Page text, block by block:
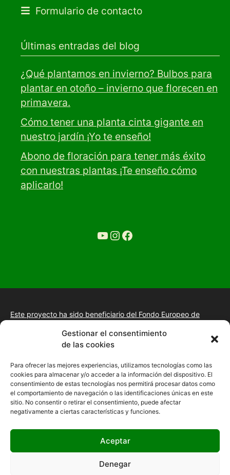
Gestionar el consentimiento
de las cookies
Para ofrecer las mejores experiencias, utilizamos tecnologías como las
cookies para almacenar y/o acceder a la información del dispositivo. El
consentimiento de estas tecnologías nos permitirá procesar datos como
el comportamiento de navegación o las identificaciones únicas en este
sitio. No consentir o retirar el consentimiento, puede afectar
negativamente a ciertas características y funciones.
Aceptar
Denegar
Formulario de contacto
Últimas entradas del blog
¿Qué plantamos en invierno? Bulbos para
plantar en otoño – invierno que florecen en
primavera.
Cómo tener una planta cinta gigante en
nuestro jardín ¡Yo te enseño!
Abono de floración para tener más éxito
con nuestras plantas ¡Te enseño cómo
aplicarlo!
YouTube
Ir a la cuenta de Instagram de Restaurante Tuétano
Ir a la cuenta de facebook de Restaurante Tuétano
Este proyecto ha sido beneficiario del Fondo Europeo de
Proyecto de desarrollo web y tienda online, fomento de la
presencia “Online” mediante la implantación de una estrategia
mejora de imagen digital en las empresas de la Comunidad
Autónoma de Extremadura